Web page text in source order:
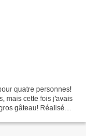
quatre personnes!
mais cette fois j'avais
gâteau! Réalisé